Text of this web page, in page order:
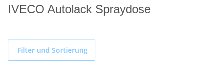
IVECO Autolack Spraydose
Filter und Sortierung